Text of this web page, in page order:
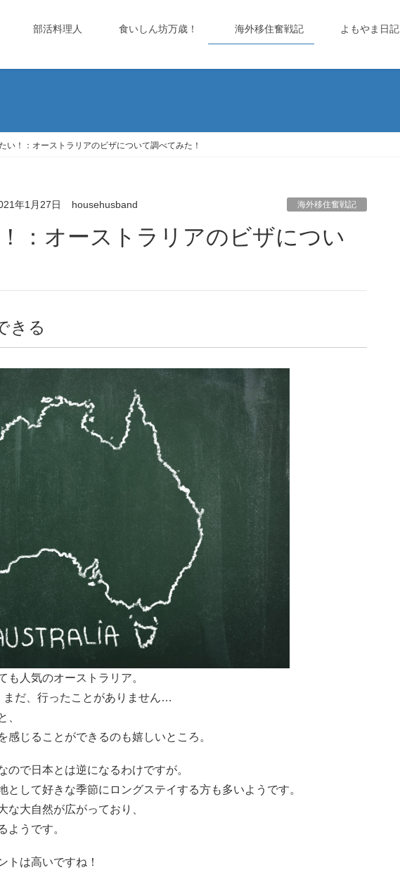
部活料理人 食いしん坊万歳！ 海外移住奮戦記 よもやま日記
い！：オーストラリアのビザについて調べてみた！
年1月27日 househusband 海外移住奮戦記
きる
も人気のオーストラリア。
だ、行ったことがありません…
、
じることができるのも嬉しいところ。
ので日本とは逆になるわけですが。
として好きな季節にロングステイする方も多いようです。
な大自然が広がっており、
ようです。
トは高いですね！